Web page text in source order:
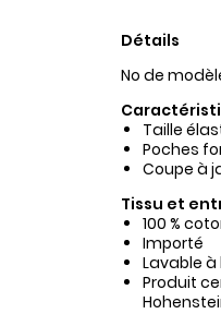
Détails
No de
Taille
Poches
Coupe à
Tissu et
100 %
Importé
Lavable
Produit